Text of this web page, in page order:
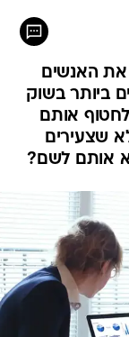
את האנשים
ביותר בשוק
אותם
שצעירים
אותם לשם?